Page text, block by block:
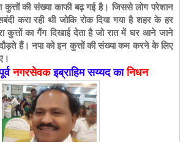
कुत्तों की संख्या काफी बढ़ गई है। जिससे लोग परेशान
करा रही थी जोकि रोक दिया गया है शहर के हर
कुत्तों का गैंग दिखाई देता है जो रात में घर आने जाने
हैं। नपा को इन कुत्तों की संख्या कम करने के लिए
नगरसेवकइब्राहिम सय्यद कानिधन